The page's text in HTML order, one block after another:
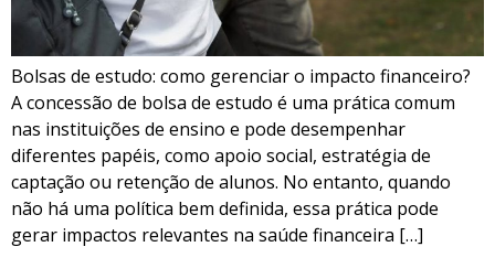
Bolsas de estudo: como gerenciar o impacto financeiro?
A concessão de bolsa de estudo é uma prática comum
nas instituições de ensino e pode desempenhar
diferentes papéis, como apoio social, estratégia de
captação ou retenção de alunos. No entanto, quando
não há uma política bem definida, essa prática pode
gerar impactos relevantes na saúde financeira […]